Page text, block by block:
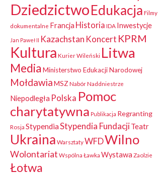
DziedzictwoEdukacja Filmy
dokumentalne Francja Historia IDA Inwestycje
Jan Paweł II Kazachstan Koncert KPRM
Kultura Kurier Wileński Litwa
MediaMinisterstwo Edukacji Narodowej
MołdawiaMSZ NabórNaddniestrze
Niepodległa Polska Pomoc
charytatywna Publikacja Regranting
Rosja StypendiaStypendia FundacjiTeatr
Ukraina WarsztatyWFDWilno
Wolontariat Wspólna Ławka Wystawa Zaolzie
Łotwa